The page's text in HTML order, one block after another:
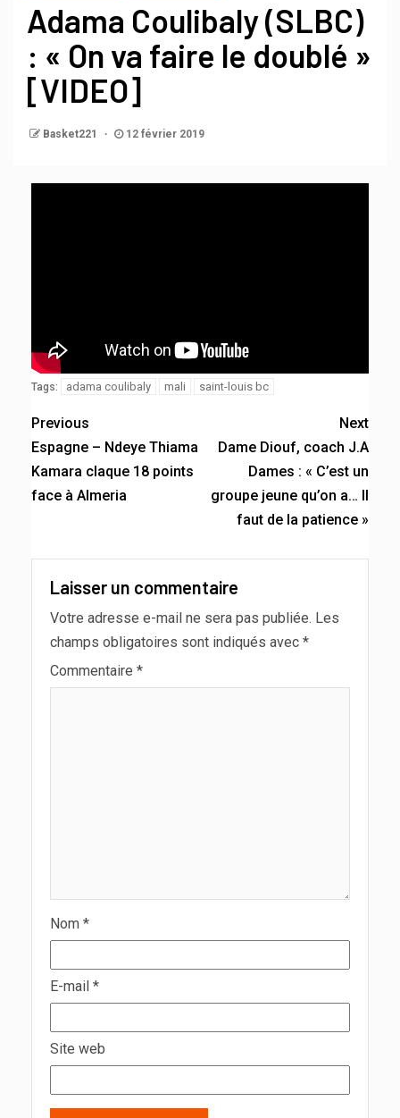
Adama Coulibaly (SLBC)
: « On va faire le doublé »
[VIDEO]
Basket221 12 février 2019
Tags: adama coulibaly mali saint-louis bc
Previous
Espagne – Ndeye Thiama
Kamara claque 18 points
face à Almeria
Next
Dame Diouf, coach J.A
Dames : « C’est un
groupe jeune qu’on a… Il
faut de la patience »
Laisser un commentaire
Votre adresse e-mail ne sera pas publiée. Les
champs obligatoires sont indiqués avec *
Commentaire *
Nom *
E-mail *
Site web